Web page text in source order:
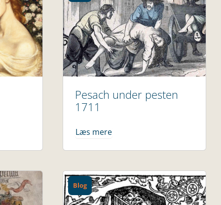
Pesach under pesten
1711
Læs mere
Blog